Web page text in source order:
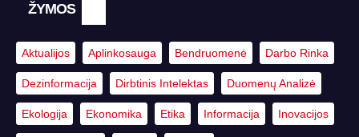
ŽYMOS
Aktualijos Aplinkosauga Bendruomenė Darbo Rinka
Dezinformacija Dirbtinis Intelektas Duomenų Analizė
Ekologija Ekonomika Etika Informacija Inovacijos